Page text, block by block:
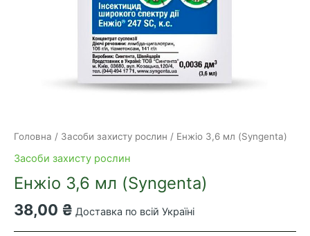
Головна / Засоби захисту рослин / Енжіо 3,6 мл (Syngenta)
Засоби захисту рослин
Енжіо 3,6 мл (Syngenta)
38,00 ₴ Доставка по всій Україні
Енжіо